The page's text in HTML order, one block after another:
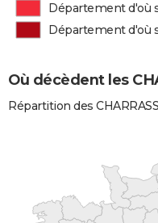
Département d'où
Département d'où
Où décèdent les
Répartition des